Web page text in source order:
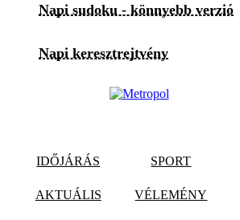
Napi sudoku - könnyebb verzió
Napi keresztrejtvény
IDŐJÁRÁS SPORT
AKTUÁLIS VÉLEMÉNY